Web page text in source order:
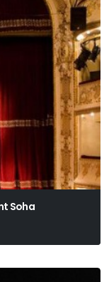
Soha